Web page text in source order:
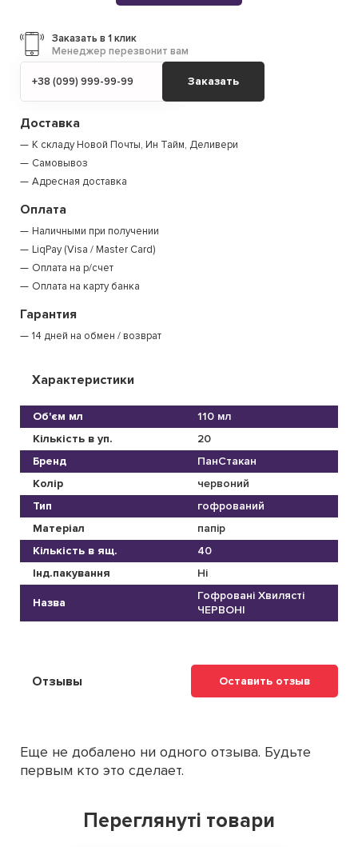
Заказать в 1 клик
Менеджер перезвонит вам
Заказать
Доставка
К складу Новой Почты, Ин Тайм, Деливери
Самовывоз
Адресная доставка
Оплата
Наличными при получении
LiqPay (Visa / Master Card)
Оплата на р/счет
Оплата на карту банка
Гарантия
14 дней на обмен / возврат
Характеристики
Об'єм мл
110 мл
Кількість в уп.
20
Бренд
ПанСтакан
Колір
червоний
Тип
гофрований
Матеріал
папір
Кількість в ящ.
40
Інд.пакування
Ні
Назва
Гофровані Хвилясті
ЧЕРВОНІ
Отзывы Оставить отзыв
Еще не добалено ни одного отзыва. Будьте
первым кто это сделает.
Переглянуті товари